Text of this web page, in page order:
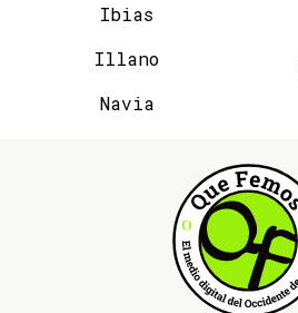
Ibias
Illano
Navia